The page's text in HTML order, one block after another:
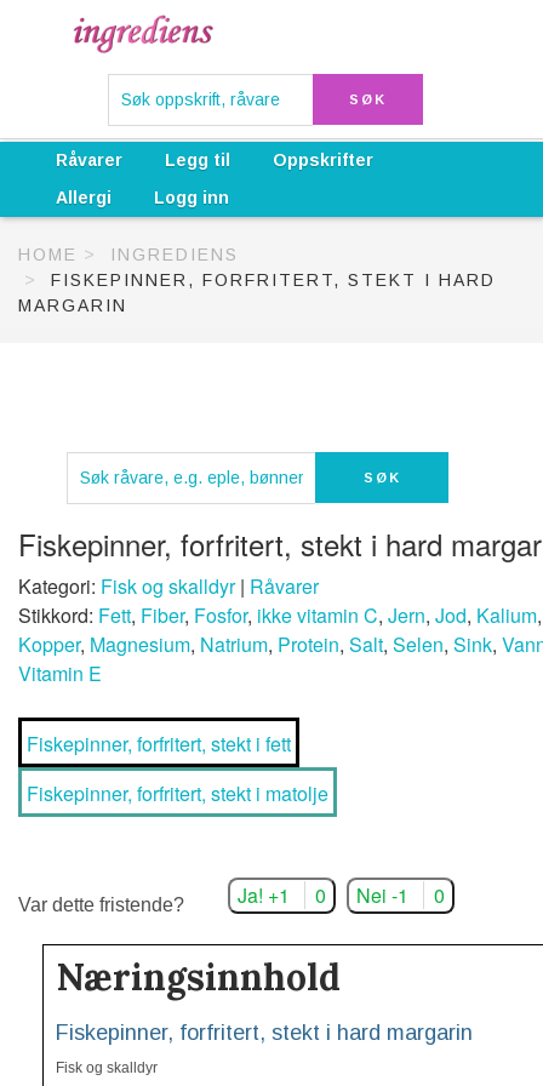
Råvarer Legg til
Oppskrifter
Allergi
Logg inn
HOME
INGREDIENS
FISKEPINNER, FORFRITERT, STEKT I HARD
MARGARIN
Fiskepinner, forfritert, stekt i hard
Kategori: Fisk og skalldyr| Råvarer
Stikkord: Fett, Fiber, Fosfor, ikke vitamin C, Jern, Jod, Kalium
Kopper, Magnesium, Natrium, Protein, Salt, Selen, Sink,
Vitamin E
Fiskepinner, forfritert, stekt i fett
Fiskepinner, forfritert, stekt i matolje
Var dette fristende? Ja! +1 0 Nei -1 0
Næringsinnhold
Fiskepinner, forfritert, stekt i hard margarin
Fisk og skalldyr